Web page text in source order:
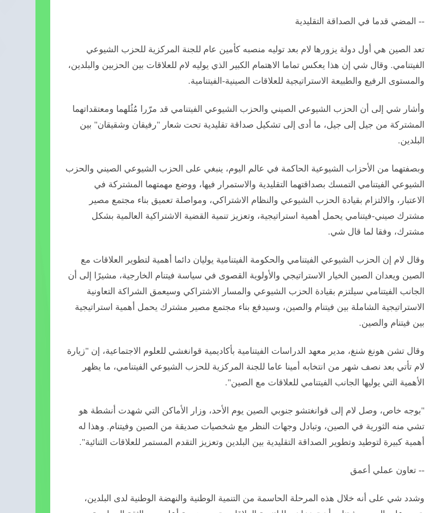
-- المضي قدما في الصداقة التقليدية
تعد الصين هي أول دولة يزورها لام بعد توليه منصبه كأمين عام للجنة المركزية للحزب الشيوعي
الفيتنامي. وقال شي إن هذا يعكس تماما الاهتمام الكبير الذي يوليه لام للعلاقات بين الحزبين والبلدين،
والمستوى الرفيع والطبيعة الاستراتيجية للعلاقات الصينية-الفيتنامية.
وأشار شي إلى أن الحزب الشيوعي الصيني والحزب الشيوعي الفيتنامي قد مرّرا مُثُلهما ومعتقداتهما
المشتركة من جيل إلى جيل، ما أدى إلى تشكيل صداقة تقليدية تحت شعار "رفيقان وشقيقان" بين
البلدين.
وبصفتهما من الأحزاب الشيوعية الحاكمة في عالم اليوم، ينبغي على الحزب الشيوعي الصيني والحزب
الشيوعي الفيتنامي التمسك بصداقتهما التقليدية والاستمرار فيها، ووضع مهمتهما المشتركة في
الاعتبار، والالتزام بقيادة الحزب الشيوعي والنظام الاشتراكي، ومواصلة تعميق بناء مجتمع مصير
مشترك صيني-فيتنامي يحمل أهمية استراتيجية، وتعزيز تنمية القضية الاشتراكية العالمية بشكل
مشترك، وفقا لما قال شي.
وقال لام إن الحزب الشيوعي الفيتنامي والحكومة الفيتنامية يوليان دائما أهمية لتطوير العلاقات مع
الصين ويعدان الصين الخيار الاستراتيجي والأولوية القصوى في سياسة فيتنام الخارجية، مشيرًا إلى أن
الجانب الفيتنامي سيلتزم بقيادة الحزب الشيوعي والمسار الاشتراكي وسيعمق الشراكة التعاونية
الاستراتيجية الشاملة بين فيتنام والصين، وسيدفع بناء مجتمع مصير مشترك يحمل أهمية استراتيجية
بين فيتنام والصين.
وقال تشن هونغ شنغ، مدير معهد الدراسات الفيتنامية بأكاديمية قوانغشي للعلوم الاجتماعية، إن "زيارة
لام تأتي بعد نصف شهر من انتخابه أمينا عاما للجنة المركزية للحزب الشيوعي الفيتنامي، ما يظهر
الأهمية التي يوليها الجانب الفيتنامي للعلاقات مع الصين".
"بوجه خاص، وصل لام إلى قوانغتشو جنوبي الصين يوم الأحد، وزار الأماكن التي شهدت أنشطة هو
تشي منه الثورية في الصين، وتبادل وجهات النظر مع شخصيات صديقة من الصين وفيتنام. وهذا له
أهمية كبيرة لتوطيد وتطوير الصداقة التقليدية بين البلدين وتعزيز التقدم المستمر للعلاقات الثنائية".
-- تعاون عملي أعمق
وشدد شي على أنه خلال هذه المرحلة الحاسمة من التنمية الوطنية والنهضة الوطنية لدى البلدين،